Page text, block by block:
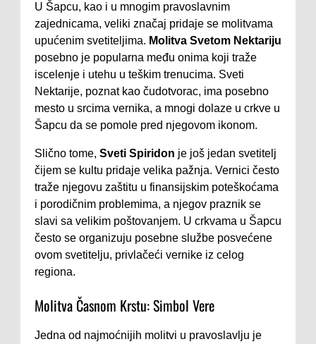
U Šapcu, kao i u mnogim pravoslavnim
zajednicama, veliki značaj pridaje se molitvama
upućenim svetiteljima. Molitva Svetom Nektariju
posebno je popularna među onima koji traže
iscelenje i utehu u teškim trenucima. Sveti
Nektarije, poznat kao čudotvorac, ima posebno
mesto u srcima vernika, a mnogi dolaze u crkve u
Šapcu da se pomole pred njegovom ikonom.
Slično tome, Sveti Spiridon je još jedan svetitelj
čijem se kultu pridaje velika pažnja. Vernici često
traže njegovu zaštitu u finansijskim poteškoćama
i porodičnim problemima, a njegov praznik se
slavi sa velikim poštovanjem. U crkvama u Šapcu
često se organizuju posebne službe posvećene
ovom svetitelju, privlačeći vernike iz celog
regiona.
Molitva Časnom Krstu: Simbol Vere
Jedna od najmoćnijih molitvi u pravoslavlju je